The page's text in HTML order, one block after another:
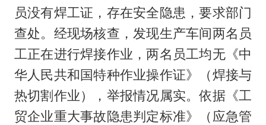
员没有焊工证，存在安全隐患，要求部门
查处。经现场核查，发现生产车间两名员
工正在进行焊接作业，两名员工均无《中
华人民共和国特种作业操作证》（焊接与
热切割作业），举报情况属实。依据《工
贸企业重大事故隐患判定标准》（应急管